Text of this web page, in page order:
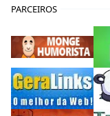
PARCEIROS